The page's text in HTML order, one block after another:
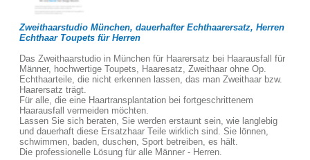
Zweithaarstudio München, dauerhafter Echthaarersatz, Herren
Echthaar Toupets für Herren
Das Zweithaarstudio in München für Haarersatz bei Haarausfall für
Männer, hochwertige Toupets, Haaresatz, Zweithaar ohne Op.
Echthaarteile, die nicht erkennen lassen, das man Zweithaar bzw.
Haarersatz trägt.
Für alle, die eine Haartransplantation bei fortgeschrittenem
Haarausfall vermeiden möchten.
Lassen Sie sich beraten, Sie werden erstaunt sein, wie langlebig
und dauerhaft diese Ersatzhaar Teile wirklich sind. Sie lönnen,
schwimmen, baden, duschen, Sport betreiben, es hält.
Die professionelle Lösung für alle Männer - Herren.